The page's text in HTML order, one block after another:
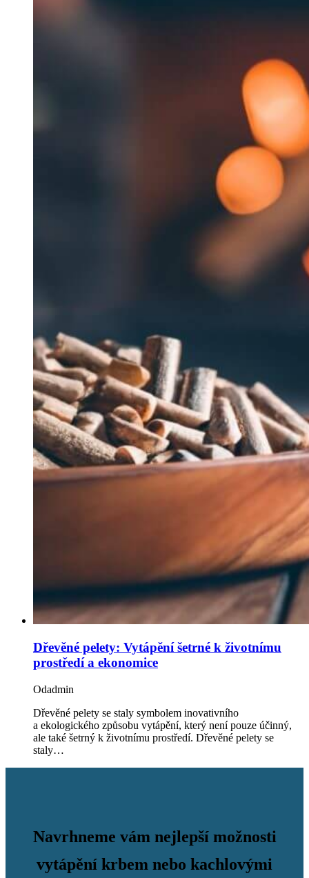
Dřevěné pelety: Vytápění šetrné k životnímu
prostředí a ekonomice
Odadmin
Dřevěné pelety se staly symbolem inovativního
a ekologického způsobu vytápění, který není pouze účinný,
ale také šetrný k životnímu prostředí. Dřevěné pelety se
staly…
Navrhneme vám nejlepší možnosti
vytápění krbem nebo kachlovými